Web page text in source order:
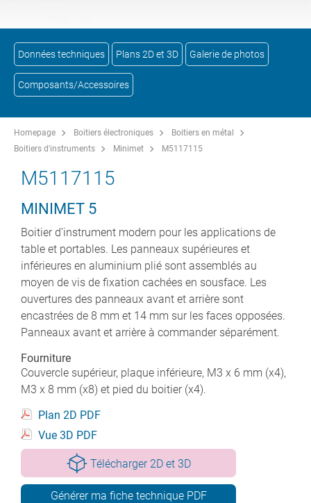
Données techniques Plans 2D et 3D Galerie de photos
Composants/Accessoires
Homepage Boitiers électroniques
Boitiers en métal
Boitiers d'instruments
Minimet M5117115
M5117115
MINIMET 5
Boitier d’instrument modern pour les applications de
table et portables. Les panneaux supérieures et
inférieures en aluminium plié sont assemblés au
moyen de vis de fixation cachées en sousface. Les
ouvertures des panneaux avant et arrière sont
encastrées de 8 mm et 14 mm sur les faces opposées.
Panneaux avant et arrière à commander séparément.
Fourniture
Couvercle supérieur, plaque inférieure, M3 x 6 mm (x4),
M3 x 8 mm (x8) et pied du boitier (x4).
Plan 2D PDF
Vue 3D PDF
Télécharger 2D et 3D
Générer ma fiche technique PDF